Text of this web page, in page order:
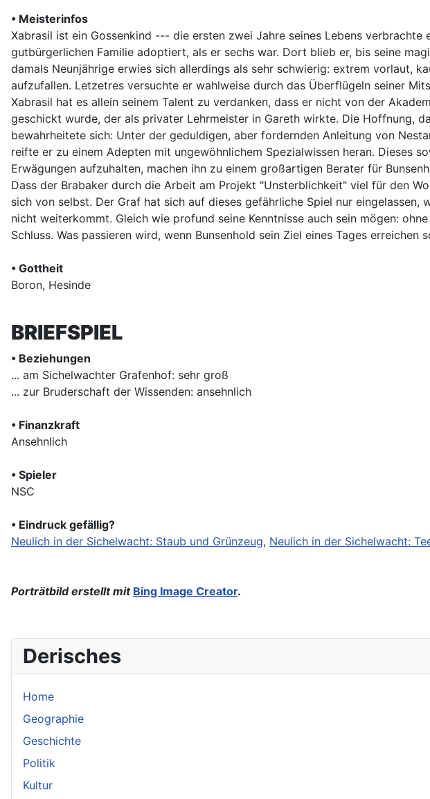
Derisches
Home
Geographie
Geschichte
Politik
Kultur
• Meisterinfos
Xabrasil ist ein Gossenkind --- die ersten zwei Jahre seines Lebens
gutbürgerlichen Familie adoptiert, als er sechs war. Dort blieb er, bis seine
damals Neunjährige erwies sich allerdings als sehr schwierig: extrem vorlaut,
aufzufallen. Letzetres versuchte er wahlweise durch das Überflügeln seiner
Xabrasil hat es allein seinem Talent zu verdanken, dass er nicht von der
geschickt wurde, der als privater Lehrmeister in Gareth wirkte. Die Hoffnung,
bewahrheitete sich: Unter der geduldigen, aber fordernden Anleitung von
reifte er zu einem Adepten mit ungewöhnlichem Spezialwissen heran. Dieses
Erwägungen aufzuhalten, machen ihn zu einem großartigen Berater für
Dass der Brabaker durch die Arbeit am Projekt "Unsterblichkeit" viel für den
sich von selbst. Der Graf hat sich auf dieses gefährliche Spiel nur
nicht weiterkommt. Gleich wie profund seine Kenntnisse auch sein mögen:
Schluss. Was passieren wird, wenn Bunsenhold sein Ziel eines Tages
• Gottheit
Boron, Hesinde
BRIEFSPIEL
• Beziehungen
... am Sichelwachter Grafenhof: sehr groß
... zur Bruderschaft der Wissenden: ansehnlich
• Finanzkraft
Ansehnlich
• Spieler
NSC
• Eindruck gefällig?
Neulich in der Sichelwacht: Staub und Grünzeug, Neulich in der Sichelwacht:
Porträtbild erstellt mit Bing Image Creator.